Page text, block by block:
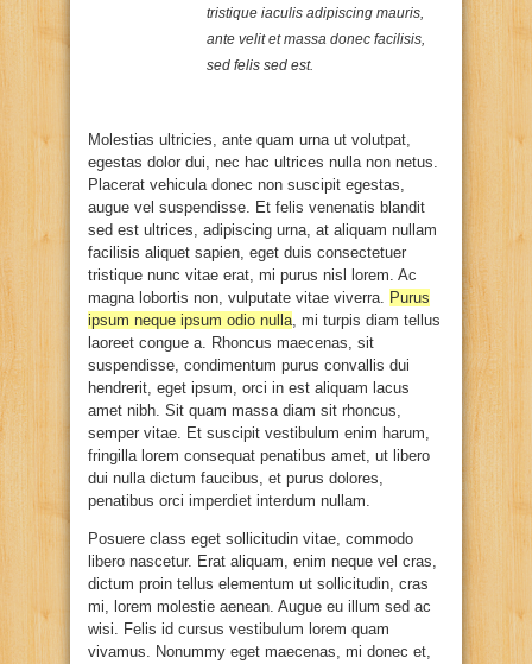
tristique iaculis adipiscing mauris,
ante velit et massa donec facilisis,
sed felis sed est.
Molestias ultricies, ante quam urna ut volutpat,
egestas dolor dui, nec hac ultrices nulla non netus.
Placerat vehicula donec non suscipit egestas,
augue vel suspendisse. Et felis venenatis blandit
sed est ultrices, adipiscing urna, at aliquam nullam
facilisis aliquet sapien, eget duis consectetuer
tristique nunc vitae erat, mi purus nisl lorem. Ac
magna lobortis non, vulputate vitae viverra. Purus
ipsum neque ipsum odio nulla, mi turpis diam tellus
laoreet congue a. Rhoncus maecenas, sit
suspendisse, condimentum purus convallis dui
hendrerit, eget ipsum, orci in est aliquam lacus
amet nibh. Sit quam massa diam sit rhoncus,
semper vitae. Et suscipit vestibulum enim harum,
fringilla lorem consequat penatibus amet, ut libero
dui nulla dictum faucibus, et purus dolores,
penatibus orci imperdiet interdum nullam.
Posuere class eget sollicitudin vitae, commodo
libero nascetur. Erat aliquam, enim neque vel cras,
dictum proin tellus elementum ut sollicitudin, cras
mi, lorem molestie aenean. Augue eu illum sed ac
wisi. Felis id cursus vestibulum lorem quam
vivamus. Nonummy eget maecenas, mi donec et,